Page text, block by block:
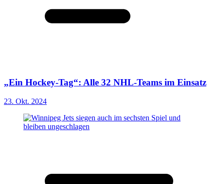
„Ein Hockey-Tag“: Alle 32 NHL-Teams im Einsatz
23. Okt. 2024